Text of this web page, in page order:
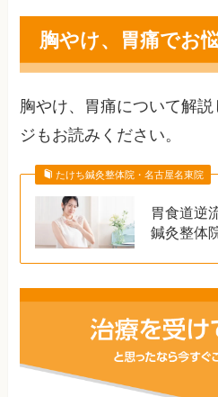
胸やけ、胃痛でお
胸やけ、胃痛について解
ジもお読みください。
たけち鍼灸整体院・名古屋名東院
胃食道逆
鍼灸整体